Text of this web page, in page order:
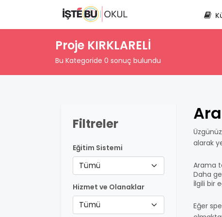
Proje KIRKLARELİ
Bu Kategoride 0 sonuç bulundu
Filtreler
Eğitim Sistemi
Tümü
Hizmet ve Olanaklar
Tümü
alarak
Arama
Daha
İlgili bir
Eğer